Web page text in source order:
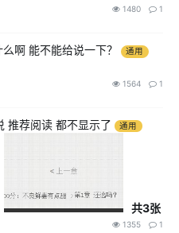
1480 1
啊 能不能给说一下？
通用
1564 1
推荐阅读 都不显示了 通用
共3张
1355 1